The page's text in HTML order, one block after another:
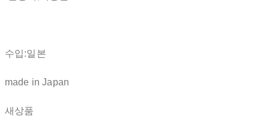
수입:일본
made in Japan
새상품